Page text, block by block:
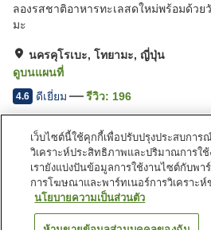
ลองรสชาติอาหารทะเลสดใหม่พร้อมด้ว
มะ
นครคุโรเบะ, โทยามะ, ญี่ปุ่น
ดูบนแผนที่
4.6 ดีเยี่ยม รีวิว: 196
สิ่งอำนวยความสะดวกในที่พัก
ที่จอดรถ
อ่าง
ซาวน่า
สปา
หน้าแรก ญี่ปุ่น โทยามะ นครคุโรเบะ
เว็บไซต์นี้ใช้คุกกี้เพื่อปรับปรุงประสบการ
วิเคราะห์ประสิทธิภาพและปริมาณการใช้
เรายังแบ่งปันข้อมูลการใช้งานไซต์กับพา
การโฆษณาและพาร์ทเนอร์การวิเคราะห์
นโยบายความเป็นส่วนตัว